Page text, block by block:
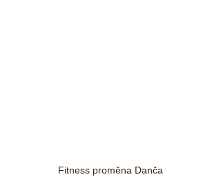
Fitness proměna Danča